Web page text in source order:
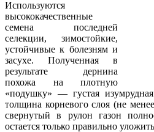
Используются
высококачественные
семена последней
селекции, зимостойкие,
устойчивые к болезням и
засухе. Полученная в
результате дернина
похожа на плотную
«подушку» — густая
толщина корневого слоя (не
свернутый в рулон газон
остается только правильно